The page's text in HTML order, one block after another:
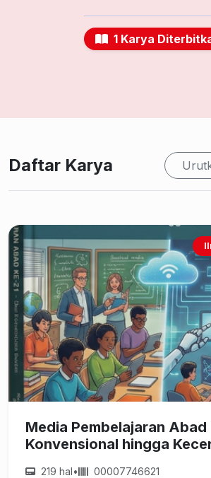
1 Karya
Daftar Karya
Media Pembelajaran Abad ke-
Konvensional hingga
219 hal• 00007746621